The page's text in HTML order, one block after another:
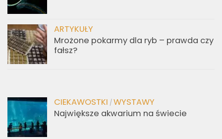
ARTYKUŁY
Mrożone pokarmy dla ryb – prawda czy
fałsz?
CIEKAWOSTKI / WYSTAWY
Największe akwarium na świecie